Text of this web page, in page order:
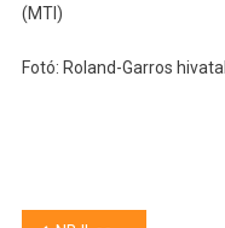
(MTI)
Fotó: Roland-Garros